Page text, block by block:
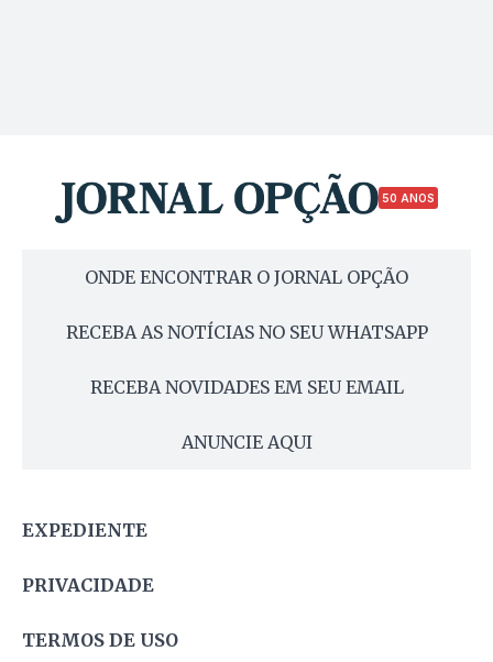
50 ANOS
ONDE ENCONTRAR O JORNAL OPÇÃO
RECEBA AS NOTÍCIAS NO SEU WHATSAPP
RECEBA NOVIDADES EM SEU EMAIL
ANUNCIE AQUI
EXPEDIENTE
PRIVACIDADE
TERMOS DE USO